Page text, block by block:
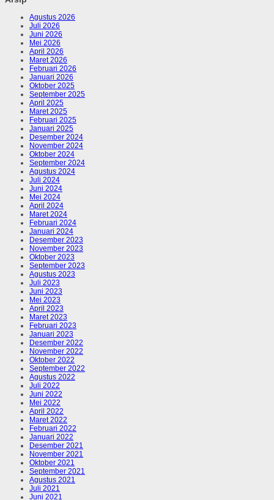
Agustus 2026
Juli 2026
Juni 2026
Mei 2026
April 2026
Maret 2026
Februari 2026
Januari 2026
Oktober 2025
September 2025
April 2025
Maret 2025
Februari 2025
Januari 2025
Desember 2024
November 2024
Oktober 2024
September 2024
Agustus 2024
Juli 2024
Juni 2024
Mei 2024
April 2024
Maret 2024
Februari 2024
Januari 2024
Desember 2023
November 2023
Oktober 2023
September 2023
Agustus 2023
Juli 2023
Juni 2023
Mei 2023
April 2023
Maret 2023
Februari 2023
Januari 2023
Desember 2022
November 2022
Oktober 2022
September 2022
Agustus 2022
Juli 2022
Juni 2022
Mei 2022
April 2022
Maret 2022
Februari 2022
Januari 2022
Desember 2021
November 2021
Oktober 2021
September 2021
Agustus 2021
Juli 2021
Juni 2021